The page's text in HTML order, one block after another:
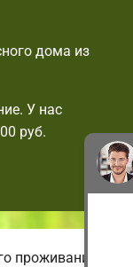
дома из
У нас
руб.
проживания. В